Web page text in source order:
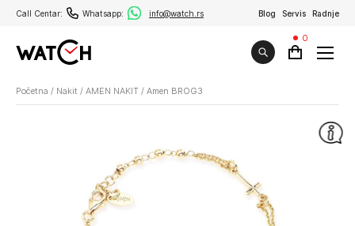
Call Centar: Whatsapp: info@watch.rs Blog Servis Radnje
0
Početna / Nakit / AMEN NAKIT / Amen BROG3